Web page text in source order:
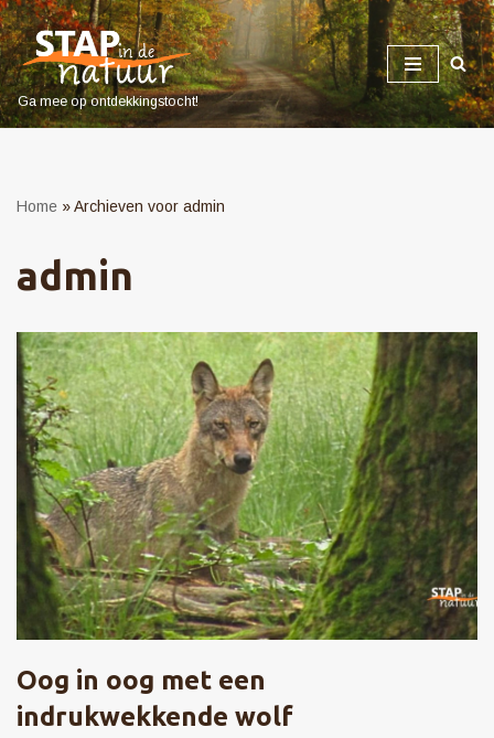
Ga
naar
de
Ga mee op ontdekkingstocht!
Home »Archieven voor admin
admin
Oog in oog met een
indrukwekkende wolf